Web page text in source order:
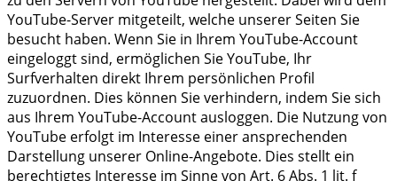
YouTube-Server mitgeteilt, welche unserer Seiten Sie
besucht haben. Wenn Sie in Ihrem YouTube-Account
eingeloggt sind, ermöglichen Sie YouTube, Ihr
Surfverhalten direkt Ihrem persönlichen Profil
zuzuordnen. Dies können Sie verhindern, indem Sie sich
aus Ihrem YouTube-Account ausloggen. Die Nutzung von
YouTube erfolgt im Interesse einer ansprechenden
Darstellung unserer Online-Angebote. Dies stellt ein
berechtigtes Interesse im Sinne von Art. 6 Abs. 1 lit. f